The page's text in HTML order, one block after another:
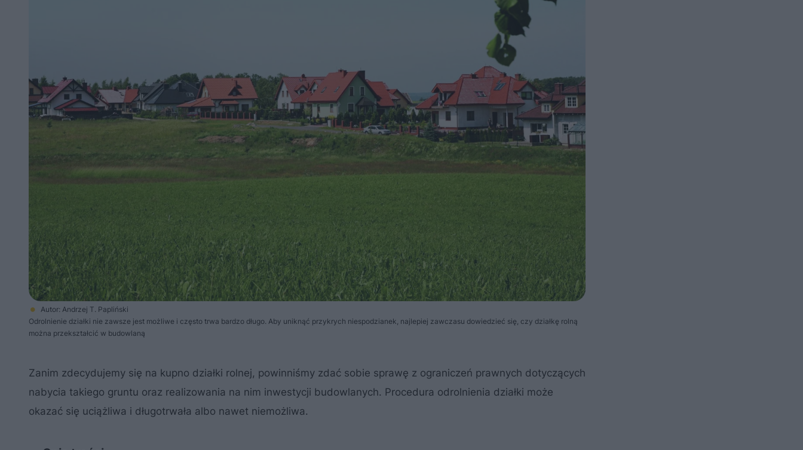
Autor: Andrzej T. Papliński
Odrolnienie działki nie zawsze jest możliwe i często trwa bardzo długo. Aby uniknąć przykrych niespodzianek, najlepiej zawczasu dowiedzieć się, czy działkę rolną
można przekształcić w budowlaną
Zanim zdecydujemy się na kupno działki rolnej, powinniśmy zdać sobie sprawę z ograniczeń prawnych dotyczących
nabycia takiego gruntu oraz realizowania na nim inwestycji budowlanych. Procedura odrolnienia działki może
okazać się uciążliwa i długotrwała albo nawet niemożliwa.